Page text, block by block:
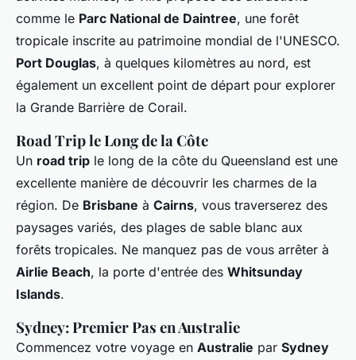
comme le Parc National de Daintree, une forêt
tropicale inscrite au patrimoine mondial de l'UNESCO.
Port Douglas, à quelques kilomètres au nord, est
également un excellent point de départ pour explorer
la Grande Barrière de Corail.
Road Trip le Long de la Côte
Un road trip le long de la côte du Queensland est une
excellente manière de découvrir les charmes de la
région. De Brisbane à Cairns, vous traverserez des
paysages variés, des plages de sable blanc aux
forêts tropicales. Ne manquez pas de vous arrêter à
Airlie Beach, la porte d'entrée des Whitsunday
Islands.
Sydney: Premier Pas en Australie
Commencez votre voyage en Australie par Sydney